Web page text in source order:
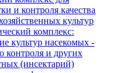
и контроля качества
культур
комплекс:
культур насекомых -
контроля и других
(инсектарий)